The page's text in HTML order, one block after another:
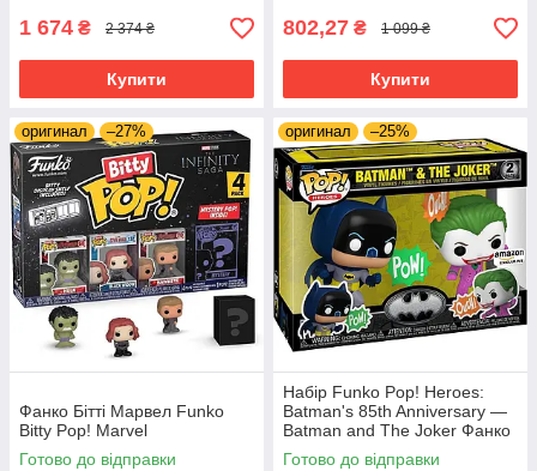
1 674 ₴ 2 374 ₴
Купити
802,27 ₴ 1 099 ₴
Купити
оригинал –27%
Фанко Бітті Марвел Funko
Bitty Pop! Marvel
Готово до відправки
оригинал –25%
Набір Funko Pop! Heroes:
Batman's 85th Anniversary —
Batman and The Joker Фанко
Бетмен і Джокер
Готово до відправки